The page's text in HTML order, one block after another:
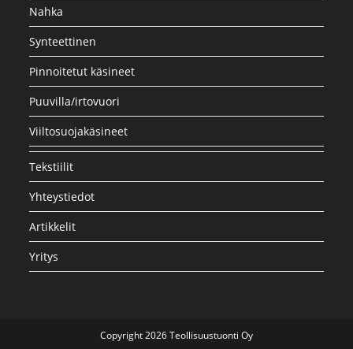
Nahka
Synteettinen
Pinnoitetut käsineet
Puuvilla/irtovuori
Viiltosuojakäsineet
Tekstiilit
Yhteystiedot
Artikkelit
Yritys
Copyright 2026 Teollisuustuonti Oy